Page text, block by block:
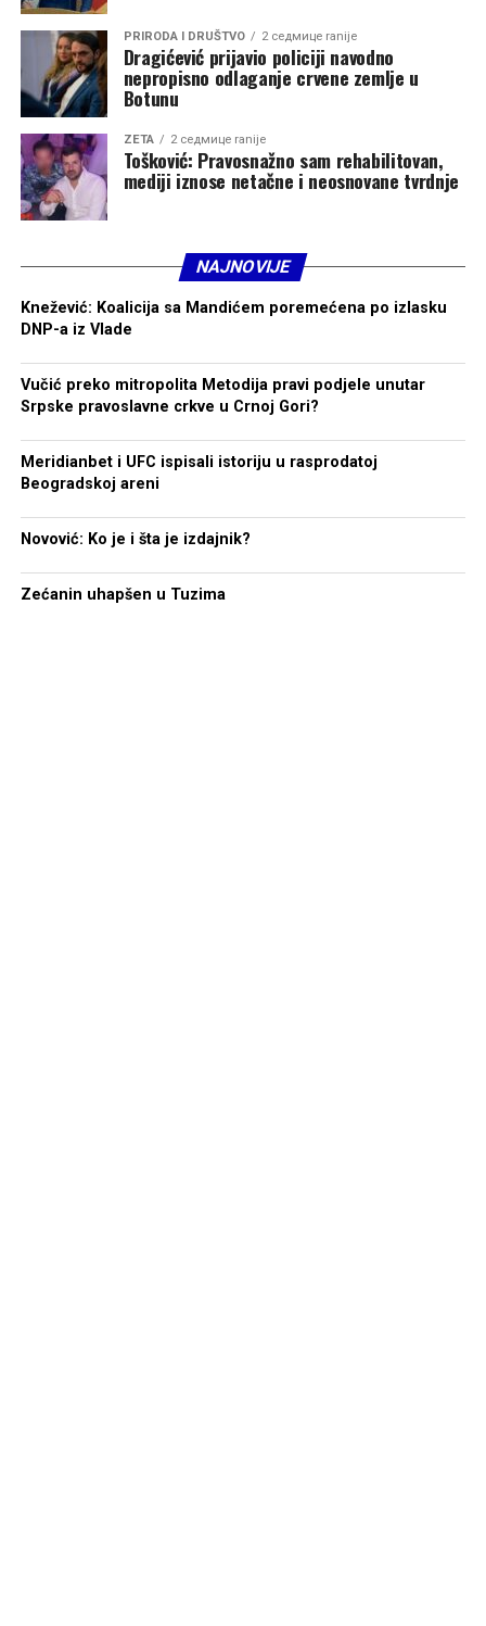
PRIRODA I DRUŠTVO 2 седмице ranije
Dragićević prijavio policiji navodno
nepropisno odlaganje crvene zemlje u
Botunu
ZETA 2 седмице ranije
Tošković: Pravosnažno sam rehabilitovan,
mediji iznose netačne i neosnovane tvrdnje
NAJNOVIJE
Knežević: Koalicija sa Mandićem poremećena po izlasku
DNP-a iz Vlade
Vučić preko mitropolita Metodija pravi podjele unutar
Srpske pravoslavne crkve u Crnoj Gori?
Meridianbet i UFC ispisali istoriju u rasprodatoj
Beogradskoj areni
Novović: Ko je i šta je izdajnik?
Zećanin uhapšen u Tuzima